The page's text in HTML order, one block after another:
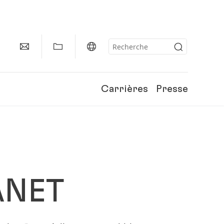
Carrières Presse